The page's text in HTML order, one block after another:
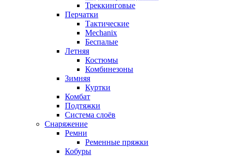
Треккинговые
Перчатки
Тактические
Mechanix
Беспалые
Летняя
Костюмы
Комбинезоны
Зимняя
Куртки
Комбат
Подтяжки
Система слоёв
Снаряжение
Ремни
Ременные пряжки
Кобуры